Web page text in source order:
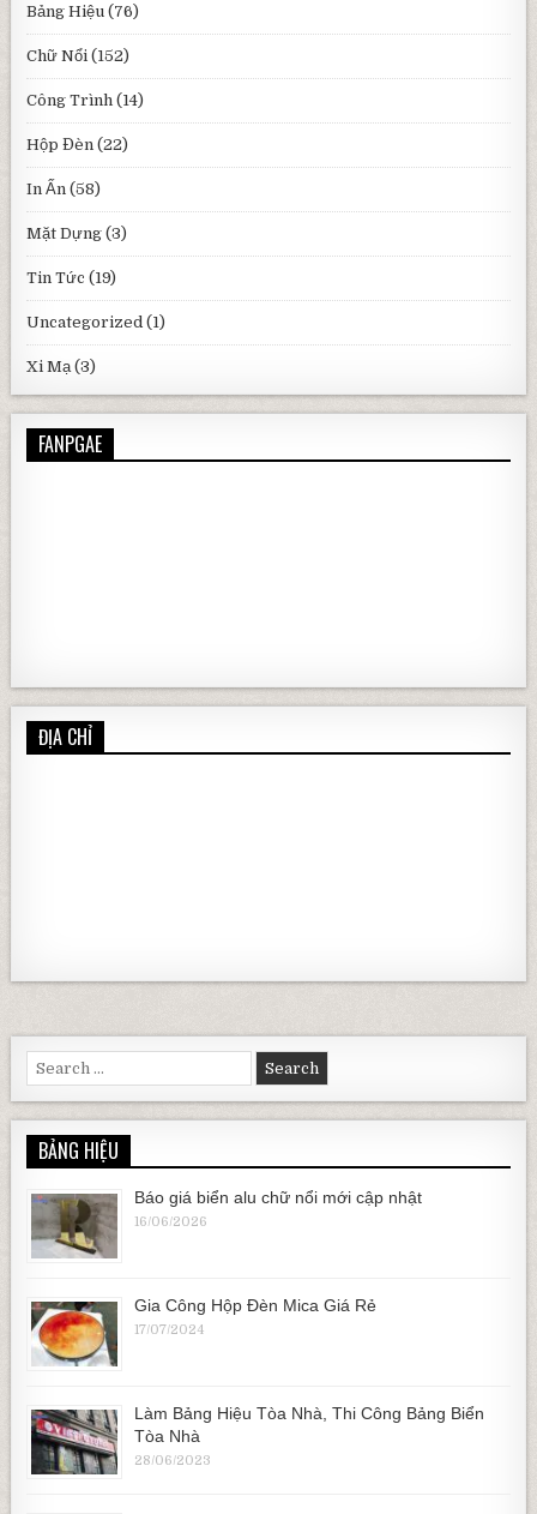
Bảng Hiệu (76)
Chữ Nổi (152)
Công Trình (14)
Hộp Đèn (22)
In Ấn (58)
Mặt Dựng (3)
Tin Tức (19)
Uncategorized (1)
Xi Mạ (3)
FANPGAE
ĐỊA CHỈ
Search for:
BẢNG HIỆU
Báo giá biển alu chữ nổi mới cập nhật
16/06/2026
Gia Công Hộp Đèn Mica Giá Rẻ
17/07/2024
Làm Bảng Hiệu Tòa Nhà, Thi Công Bảng Biển
Tòa Nhà
28/06/2023